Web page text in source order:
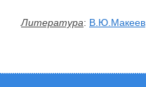
Литература: В.Ю.Макеев